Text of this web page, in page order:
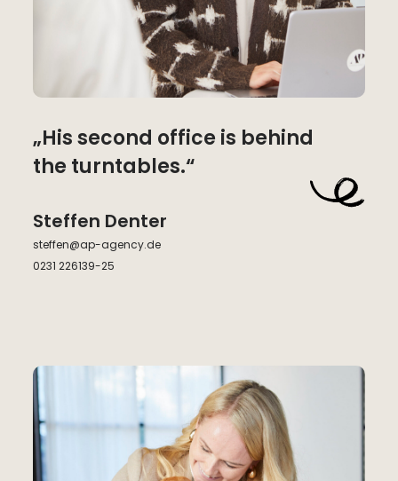
„His second office is behind
the turntables.“
Steffen Denter
steffen@ap-agency.de
0231 226139-25